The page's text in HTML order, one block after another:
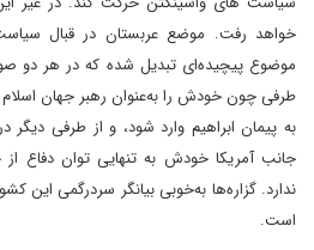
خواهد رفت. موضع عربستان در قبال
موضوع پیچیده‌ای تبدیل شده که در هر
طرفی چون خودش را به‌عنوان رهبر جهان اسلام
به پیمان ابراهیم وارد شود، و از طرفی
جانب آمریکا خودش به تنهایی توان دفاع از
ندارد. گزاره‌ها به‌خوبی بیانگر سردرگمی این
است.